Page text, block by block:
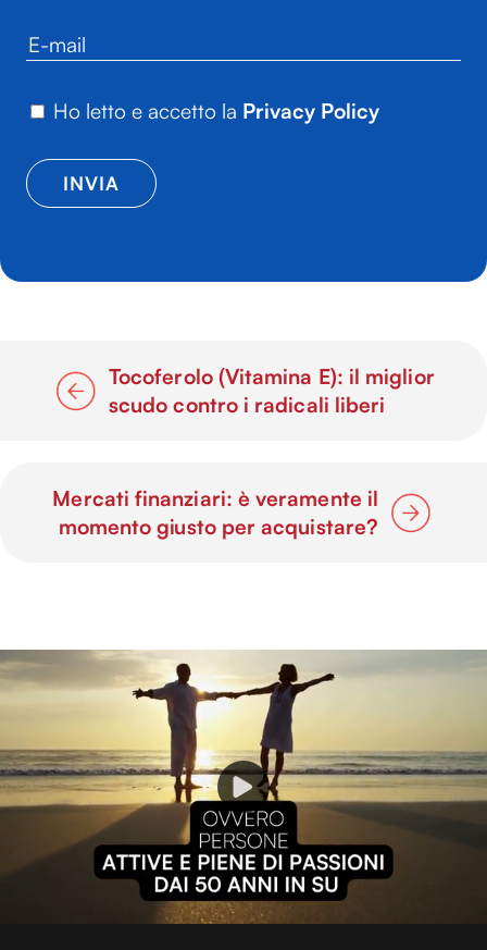
Ho letto e accetto la Privacy Policy
Tocoferolo (Vitamina E): il miglior
scudo contro i radicali liberi
Mercati finanziari: è veramente il
momento giusto per acquistare?
P
l
o